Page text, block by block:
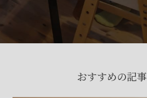
おすすめの記事
会社に関することや物件についての
お問い合わせはこちらから